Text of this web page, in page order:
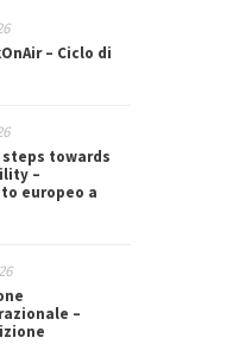
– Ciclo di
steps towards
–
europeo a
–